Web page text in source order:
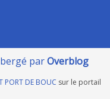
parOverblog
PORT DE BOUC sur le portail